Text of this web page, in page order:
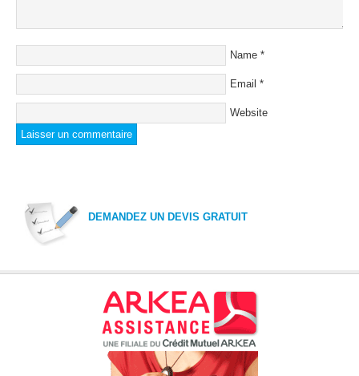
Name *
Email *
Website
DEMANDEZ UN DEVIS GRATUIT